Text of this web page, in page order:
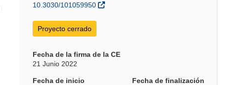
10.3030/101059950
Proyecto cerrado
Fecha de la firma de la CE
21 Junio 2022
Fecha de inicio
Fecha de finalización